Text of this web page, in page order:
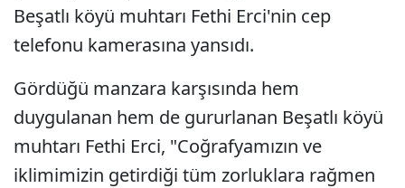
Beşatlı köyü muhtarı Fethi Erci'nin cep
telefonu kamerasına yansıdı.
Gördüğü manzara karşısında hem
duygulanan hem de gururlanan Beşatlı köyü
muhtarı Fethi Erci, "Coğrafyamızın ve
iklimimizin getirdiği tüm zorluklara rağmen